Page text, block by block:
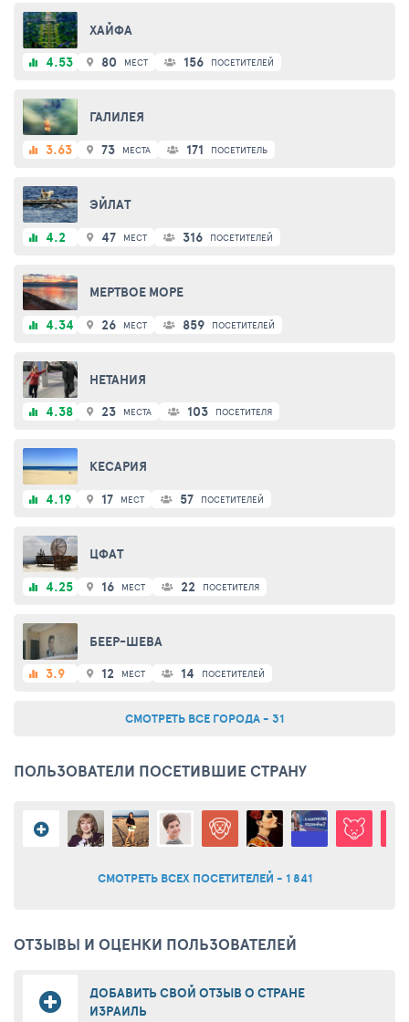
ХАЙФА
80
МЕСТ 156 ПОСЕТИТЕЛЕЙ
4.53
ГАЛИЛЕЯ
73
МЕСТА 171 ПОСЕТИТЕЛЬ
3.63
ЭЙЛАТ
47
МЕСТ 316 ПОСЕТИТЕЛЕЙ
4.2
МЕРТВОЕ МОРЕ
26
МЕСТ 859 ПОСЕТИТЕЛЕЙ
4.34
НЕТАНИЯ
23
МЕСТА 103 ПОСЕТИТЕЛЯ
4.38
КЕСАРИЯ
17
МЕСТ 57 ПОСЕТИТЕЛЕЙ
4.19
ЦФАТ
16
МЕСТ 22 ПОСЕТИТЕЛЯ
4.25
БЕЕР-ШЕВА
12
МЕСТ 14 ПОСЕТИТЕЛЕЙ
3.9
СМОТРЕТЬ ВСЕ ГОРОДА - 31
ПОЛЬЗОВАТЕЛИ ПОСЕТИВШИЕ СТРАНУ
СМОТРЕТЬ ВСЕХ ПОСЕТИТЕЛЕЙ - 1 841
ОТЗЫВЫ И ОЦЕНКИ ПОЛЬЗОВАТЕЛЕЙ
ДОБАВИТЬ СВОЙ ОТЗЫВ О СТРАНЕ
ИЗРАИЛЬ